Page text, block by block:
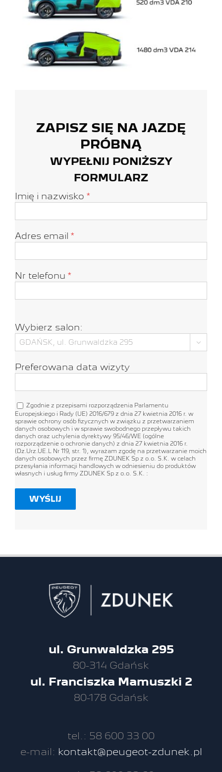
ZAPISZ SIĘ NA JAZDĘ
PRÓBNĄ
WYPEŁNIJ PONIŻSZY
FORMULARZ
Imię i nazwisko *
Adres email *
Nr telefonu *
Wybierz salon:

Preferowana data wizyty
Zgodnie z przepisami rozporządzenia Parlamentu
Europejskiego i Rady (UE) 2016/679 z dnia 27 kwietnia 2016 r. w
sprawie ochrony osób fizycznych w związku z przetwarzaniem
danych osobowych i w sprawie swobodnego przepływu takich
danych oraz uchylenia dyrektywy 95/46/WE (ogólne
rozporządzenie o ochronie danych) z dnia 27 kwietnia 2016 r.
(Dz.Urz.UE.L Nr 119, str. 1), wyrażam zgodę na przetwarzanie moich
danych osobowych przez firmę ZDUNEK Sp z o.o. S.K. w celach
przesyłania informacji handlowych w odniesieniu do produktów
własnych i usług firmy ZDUNEK Sp z o.o. S.K. :
ul. Grunwaldzka 295
80-314 Gdańsk
ul. Franciszka Mamuszki 2
80-178 Gdańsk
tel.: 58 600 33 00
e-mail: kontakt@peugeot-zdunek.pl